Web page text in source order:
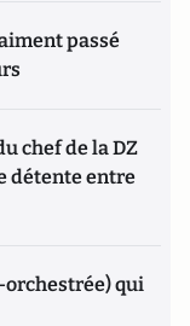
passé
chef de la DZ
détente entre
qui